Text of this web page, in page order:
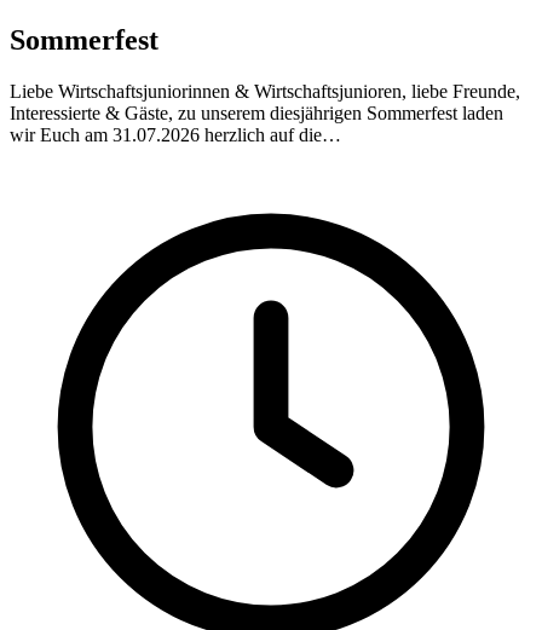
Sommerfest
Liebe Wirtschaftsjuniorinnen & Wirtschaftsjunioren, liebe Freunde,
Interessierte & Gäste, zu unserem diesjährigen Sommerfest laden
wir Euch am 31.07.2026 herzlich auf die…